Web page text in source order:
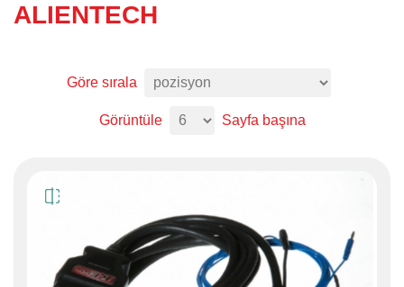
ALIENTECH
Göre sırala
Görüntüle Sayfa başına